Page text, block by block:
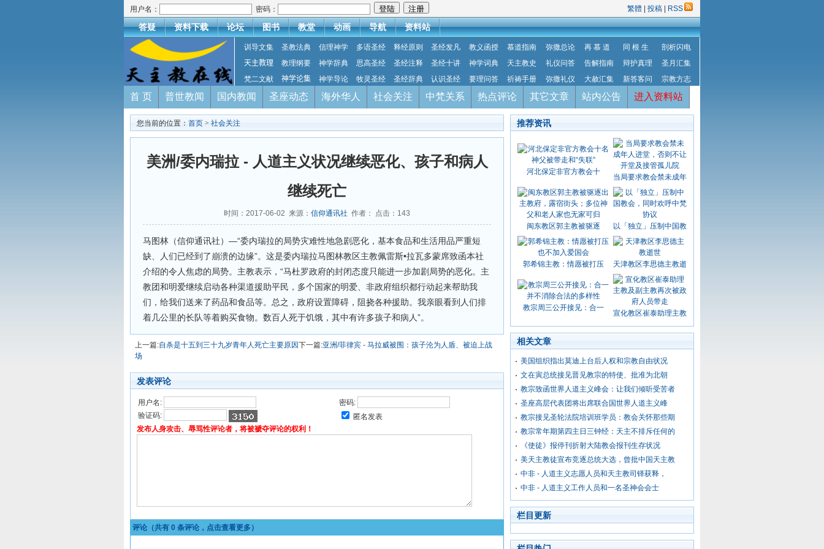
用户名： 密码： 繁體 投稿 RSS
答疑 资料下载 论坛 图书 教堂 动画 导航 资料站
训导文集 圣教法典 信理神学 多语圣经 释经原则 圣经发凡 教义函授 慕道指南 弥撒总论 再 慕 道 同 根 生
剖析闪电
天主教理
教理纲要 神学辞典 思高圣经 圣经注释 圣经十讲 神学词典 天主教史 礼仪问答 告解指南 辩护真理
圣月汇集
梵二文献
神学论集 神学导论 牧灵圣经 圣经辞典 认识圣经 要理问答 祈祷手册 弥撒礼仪 大赦汇集 新答客问 宗教方志
首 页 普世教闻 国内教闻 圣座动态 海外华人 社会关注 中梵关系 热点评论 其它文章 站内公告 进入资料站
您当前的位置： 首页 > 社会关注
美洲/委内瑞拉 - 人道主义状况继续恶化、孩子和病人
继续死亡
时间：2017-06-02 来源： 信仰通讯社 作者： 点击： 143
马图林（信仰通讯社）—“委内瑞拉的局势灾难性地急剧恶化，基本食品和生活用品严重短
缺、人们已经到了崩溃的边缘”。这是委内瑞拉马图林教区主教佩雷斯•拉瓦多蒙席致函本社
介绍的令人焦虑的局势。主教表示，“马杜罗政府的封闭态度只能进一步加剧局势的恶化。主
教团和明爱继续启动各种渠道援助平民，多个国家的明爱、非政府组织都行动起来帮助我
们，给我们送来了药品和食品等。总之，政府设置障碍，阻挠各种援助。我亲眼看到人们排
着几公里的长队等着购买食物。数百人死于饥饿，其中有许多孩子和病人”。
上一篇:自杀是十五到三十九岁青年人死亡主要原因下一篇:亚洲/菲律宾 - 马拉威被围：孩子沦为人盾、被迫上战
场
发表评论
用户名:
密码:
验证码:
匿名发表
发布人身攻击、辱骂性评论者，将被褫夺评论的权利！
评论（共有 0 条评论，点击查看更多）
推荐资讯
河北保定非官方教会十
当局要求教会禁未成年
闽东教区郭主教被驱逐 以「独立」压制中国教
郭希锦主教：情愿被打压 天津教区李思德主教逝
教宗周三公开接见：合一
宣化教区崔泰助理主教
相关文章
美国组织指出莫迪上台后人权和宗教自由状况
文在寅总统接见晋见教宗的特使、批准为北朝
教宗致函世界人道主义峰会：让我们倾听受苦者
圣座高层代表团将出席联合国世界人道主义峰
教宗接见圣轮法院培训班学员：教会关怀那些期
教宗常年期第四主日三钟经：天主不排斥任何的
《使徒》报停刊折射大陆教会报刊生存状况
美天主教徒宣布竞逐总统大选，曾批中国天主教
中非 - 人道主义志愿人员和天主教司铎获释，
中非 - 人道主义工作人员和一名圣神会会士
栏目更新